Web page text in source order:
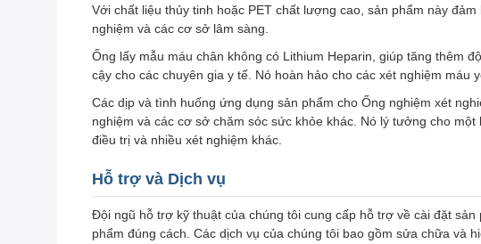
Với chất liệu thủy tinh hoặc PET chất lượng cao, sản phẩm này
nghiệm và các cơ sở lâm sàng.
Ống lấy mẫu máu chân không có Lithium Heparin, giúp tăng thêm
cậy cho các chuyên gia y tế. Nó hoàn hảo cho các xét nghiệm
Các dịp và tình huống ứng dụng sản phẩm cho Ống nghiệm xét
nghiệm và các cơ sở chăm sóc sức khỏe khác. Nó lý tưởng cho
điều trị và nhiều xét nghiệm khác.
Hỗ trợ và Dịch vụ
Đội ngũ hỗ trợ kỹ thuật của chúng tôi cung cấp hỗ trợ về cài đặt
phẩm đúng cách. Các dịch vụ của chúng tôi bao gồm sửa chữa và